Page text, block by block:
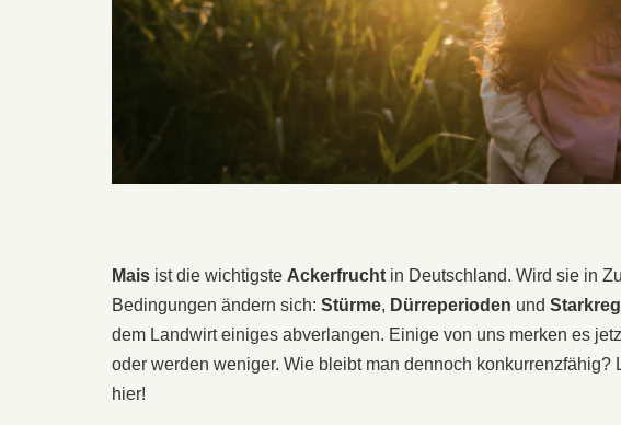
Mais ist die wichtigste Ackerfrucht in Deutschland. Wird sie in
Bedingungen ändern sich: Stürme, Dürreperioden und
dem Landwirt einiges abverlangen. Einige von uns merken es
oder werden weniger. Wie bleibt man dennoch konkurrenzfähig?
hier!